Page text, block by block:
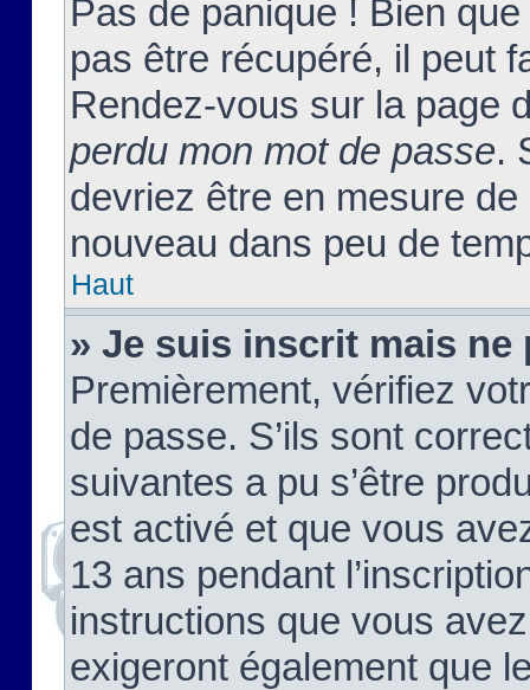
Pas de panique ! Bien
pas être récupéré, il peut
Rendez-vous sur la page
perdu mon mot de passe.
devriez être en mesure
nouveau dans peu de
Haut
» Je suis inscrit mais ne
Premièrement, vérifiez
de passe. S’ils sont
suivantes a pu s’être
est activé et que vous
13 ans pendant
instructions que vous
exigeront également que